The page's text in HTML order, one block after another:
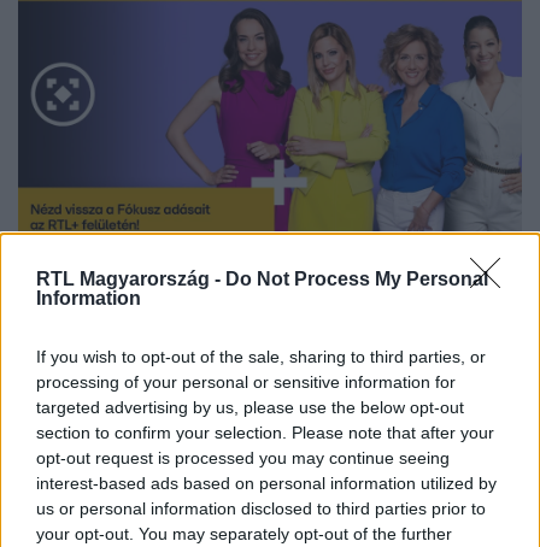
RTL Magyarország - Do Not Process My Personal
Information
If you wish to opt-out of the sale, sharing to third parties, or
processing of your personal or sensitive information for
targeted advertising by us, please use the below opt-out
section to confirm your selection. Please note that after your
opt-out request is processed you may continue seeing
interest-based ads based on personal information utilized by
us or personal information disclosed to third parties prior to
your opt-out. You may separately opt-out of the further
Nézd vissza a Fókusz adásait az RTL+-on!
Itt állítsd be, hogy az RTL.hu az elsők között
legyen a Google-találatokban!